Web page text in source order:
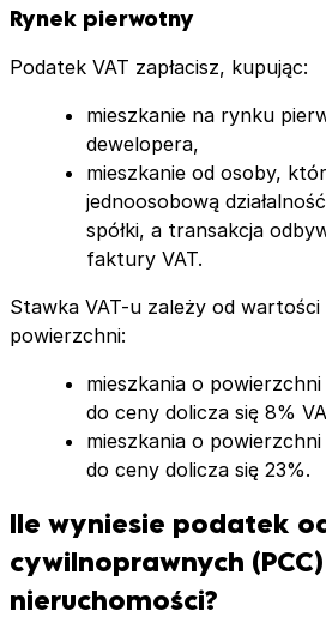
Rynek pierwotny
Podatek VAT zapłacisz, kupując:
mieszkanie na rynku
dewelopera,
mieszkanie od osoby,
jednoosobową
spółki, a transakcja
faktury VAT.
Stawka VAT-u zależy od wartości
powierzchni:
mieszkania o
do ceny dolicza się 8%
mieszkania o
do ceny dolicza się 23%.
Ile wyniesie podatek
cywilnoprawnych
nieruchomości?